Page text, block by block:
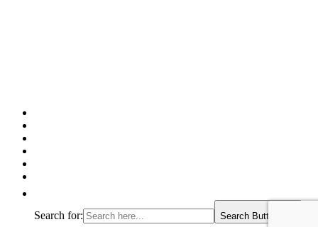
Search for: Search Button